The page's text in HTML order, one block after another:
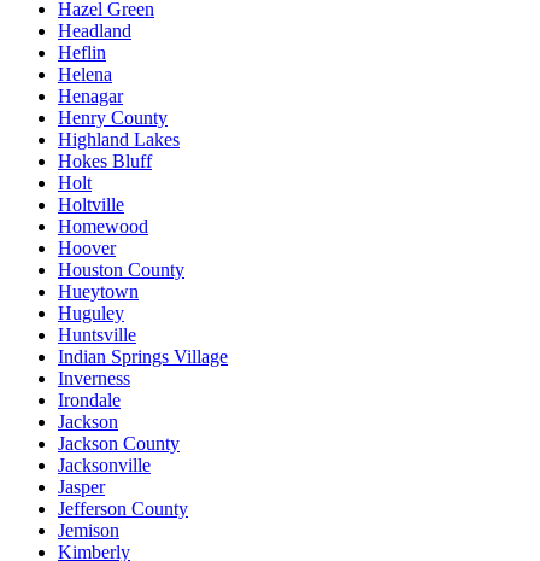
Hazel Green
Headland
Heflin
Helena
Henagar
Henry County
Highland Lakes
Hokes Bluff
Holt
Holtville
Homewood
Hoover
Houston County
Hueytown
Huguley
Huntsville
Indian Springs Village
Inverness
Irondale
Jackson
Jackson County
Jacksonville
Jasper
Jefferson County
Jemison
Kimberly